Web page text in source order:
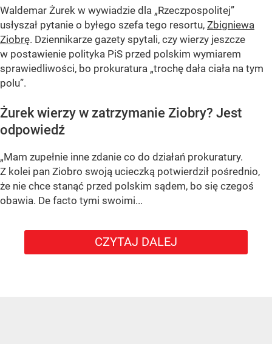
Waldemar Żurek w wywiadzie dla „Rzeczpospolitej”
usłyszał pytanie o byłego szefa tego resortu, Zbigniewa
Ziobrę. Dziennikarze gazety spytali, czy wierzy jeszcze
w postawienie polityka PiS przed polskim wymiarem
sprawiedliwości, bo prokuratura „trochę dała ciała na tym
polu”.
Żurek wierzy w zatrzymanie Ziobry? Jest
odpowiedź
„Mam zupełnie inne zdanie co do działań prokuratury.
Z kolei pan Ziobro swoją ucieczką potwierdził pośrednio,
że nie chce stanąć przed polskim sądem, bo się czegoś
obawia. De facto tymi swoimi...
CZYTAJ DALEJ